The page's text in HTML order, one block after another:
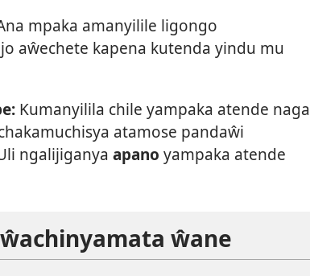
mpaka amanyilile ligongo
aŵechete kapena kutenda yindu mu
Kumanyilila chile yampaka atende naga
atamose pandaŵi
ngalijiganya apano yampaka atende
ŵane